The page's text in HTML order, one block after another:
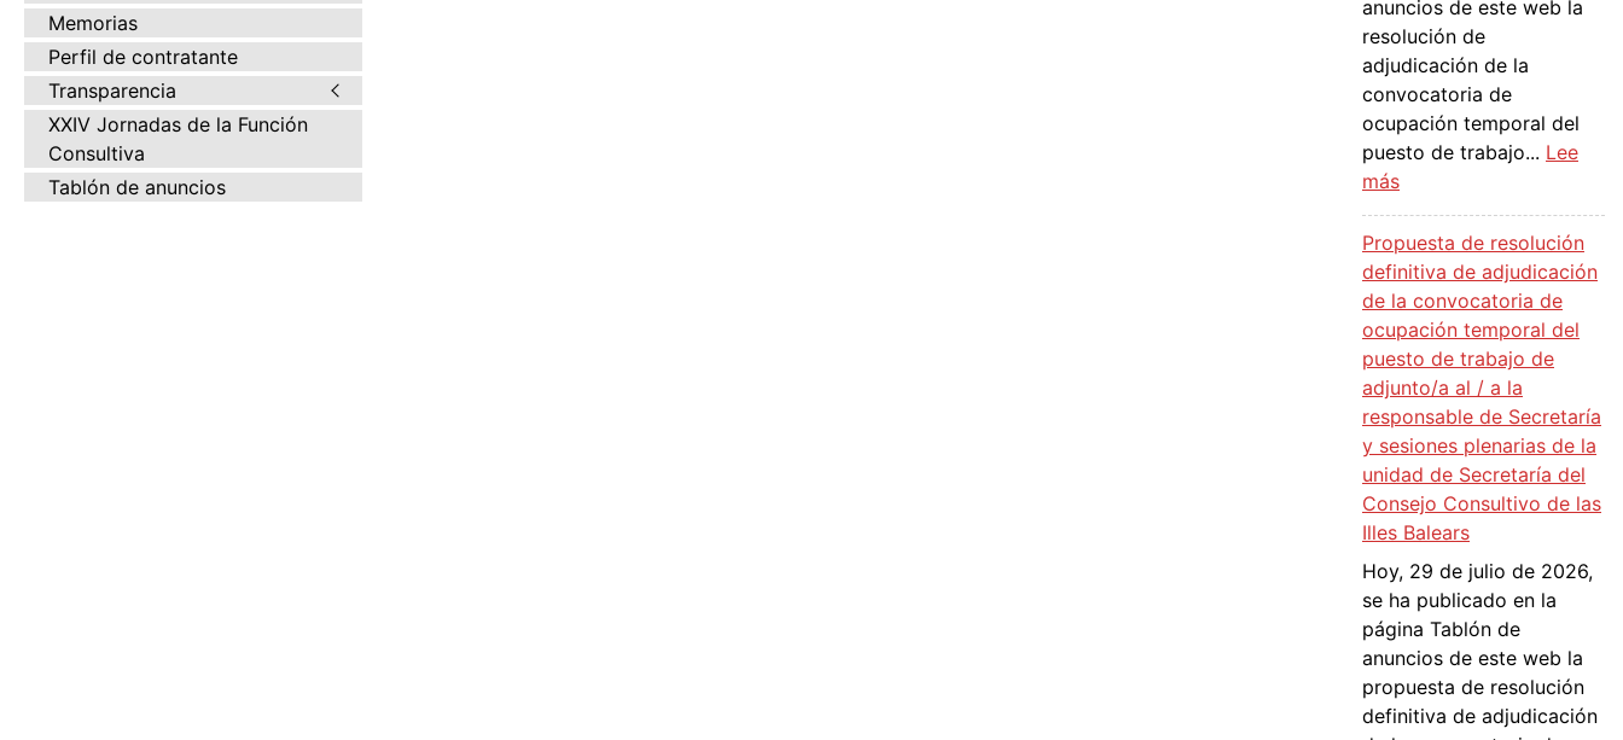
Memorias
Perfil de contratante
Transparencia
XXIV Jornadas de la Función
Consultiva
Tablón de anuncios
anuncios de este web la
resolución de
adjudicación de la
convocatoria de
ocupación temporal del
puesto de trabajo... Lee
más:
e
s
o
l
u
c
i
ó
n
d
e
d
j
u
d
i
c
Propuesta de resolución
definitiva de adjudicación
de la convocatoria de
ocupación temporal del
puesto de trabajo de
adjunto/a al / a la
responsable de Secretaría
y sesiones plenarias de la
unidad de Secretaría del
Consejo Consultivo de las
Illes Balears
Hoy, 29 de julio de 2026,
se ha publicado en la
página Tablón de
anuncios de este web la
propuesta de resolución
definitiva de adjudicación